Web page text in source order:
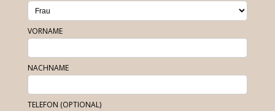
VORNAME
NACHNAME
TELEFON (OPTIONAL)